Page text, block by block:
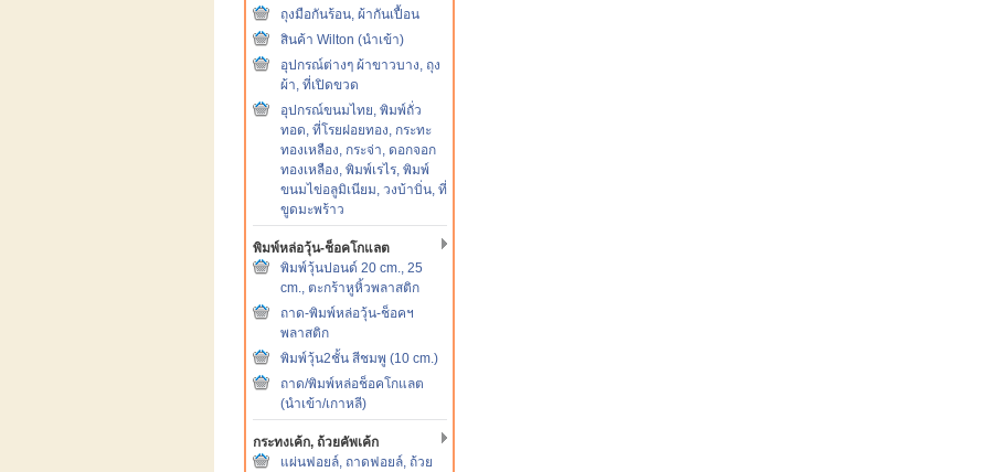
ถุงมือกันร้อน, ผ้ากันเปื้อน
สินค้า Wilton (นำเข้า)
อุปกรณ์ต่างๆ ผ้าขาวบาง, ถุง
ผ้า, ที่เปิดขวด
อุปกรณ์ขนมไทย, พิมพ์ถั่ว
ทอด, ที่โรยฝอยทอง, กระทะ
ทองเหลือง, กระจ่า, ดอกจอก
ทองเหลือง, พิมพ์เรไร, พิมพ์
ขนมไข่อลูมิเนียม, วงบ้าบิ่น, ที่
ขูดมะพร้าว
พิมพ์หล่อวุ้น-ช็อคโกแลต
พิมพ์วุ้นปอนด์ 20 cm., 25
cm., ตะกร้าหูหิ้วพลาสติก
ถาด-พิมพ์หล่อวุ้น-ช็อคฯ
พลาสติก
พิมพ์วุ้น2ชั้น สีชมพู (10 cm.)
ถาด/พิมพ์หล่อช็อคโกแลต
(นำเข้า/เกาหลี)
กระทงเค้ก, ถ้วยคัพเค้ก
แผ่นฟอยล์, ถาดฟอยล์, ถ้วย